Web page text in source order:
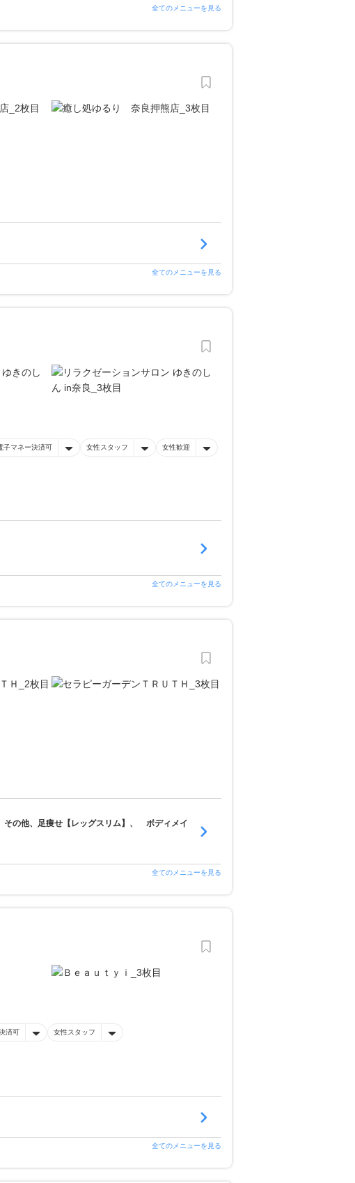
全てのメニューを見る
全てのメニューを見る
子マネー決済可 女性スタッフ 女性歓迎
全てのメニューを見る
の他、足痩せ【レッグスリム】、 ボディメイ
全てのメニューを見る
済可 女性スタッフ
全てのメニューを見る